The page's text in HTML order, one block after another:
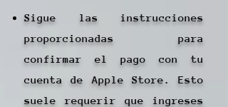
Sigue las instrucciones
proporcionadas para
confirmar el pago con tu
cuenta de Apple Store. Esto
suele requerir que ingreses